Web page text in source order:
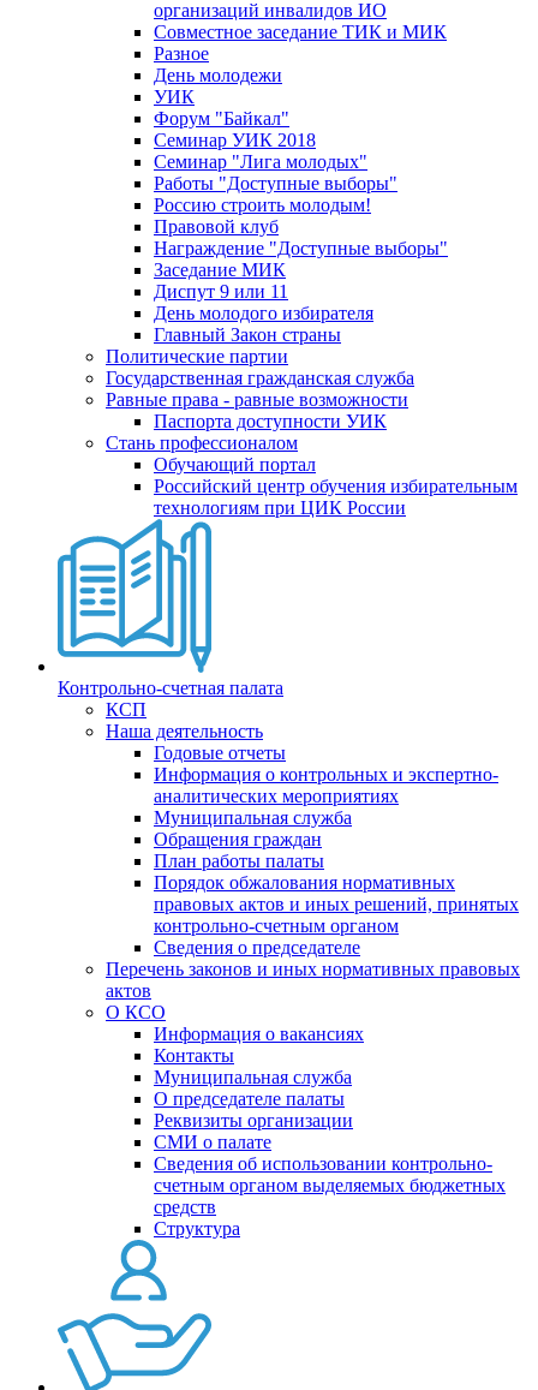
организаций инвалидов ИО
Совместное заседание ТИК и МИК
Разное
День молодежи
УИК
Форум "Байкал"
Семинар УИК 2018
Семинар "Лига молодых"
Работы "Доступные выборы"
Россию строить молодым!
Правовой клуб
Награждение "Доступные выборы"
Заседание МИК
Диспут 9 или 11
День молодого избирателя
Главный Закон страны
Политические партии
Государственная гражданская служба
Равные права - равные возможности
Паспорта доступности УИК
Стань профессионалом
Обучающий портал
Российский центр обучения избирательным
технологиям при ЦИК России
Контрольно-счетная палата
КСП
Наша деятельность
Годовые отчеты
Информация о контрольных и экспертно-
аналитических мероприятиях
Муниципальная служба
Обращения граждан
План работы палаты
Порядок обжалования нормативных
правовых актов и иных решений, принятых
контрольно-счетным органом
Сведения о председателе
Перечень законов и иных нормативных правовых
актов
О КСО
Информация о вакансиях
Контакты
Муниципальная служба
О председателе палаты
Реквизиты организации
СМИ о палате
Сведения об использовании контрольно-
счетным органом выделяемых бюджетных
средств
Структура